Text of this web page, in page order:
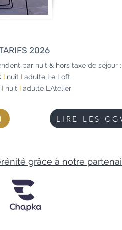
2026
par nuit & hors taxe de séjour :
I nuit I adulte Le Loft
Inuit Iadulte L'Atelier
LIRE LES
grâce à notre